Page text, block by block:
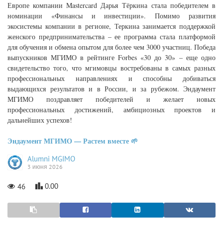
Европе компании Mastercard Дарья Тёркина стала победителем в
номинации «Финансы и инвестиции». Помимо развития
экосистемы компании в регионе, Теркина занимается поддержкой
женского предпринимательства – ее программа стала платформой
для обучения и обмена опытом для более чем 3000 участниц. Победа
выпускников МГИМО в рейтинге Forbes «30 до 30» – еще одно
свидетельство того, что мгимовцы востребованы в самых разных
профессиональных направлениях и способны добиваться
выдающихся результатов и в России, и за рубежом. Эндаумент
МГИМО поздравляет победителей и желает новых
профессиональных достижений, амбициозных проектов и
дальнейших успехов!
Эндаумент МГИМО — Растем вместе 🌱
Alumni MGIMO
3 июня 2026
46 0.00